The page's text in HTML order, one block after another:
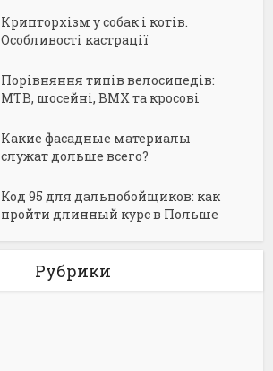
Крипторхізм у собак і котів.
Особливості кастрації
Порівняння типів велосипедів:
MTB, шосейні, BMX та кросові
Какие фасадные материалы
служат дольше всего?
Код 95 для дальнобойщиков: как
пройти длинный курс в Польше
Рубрики